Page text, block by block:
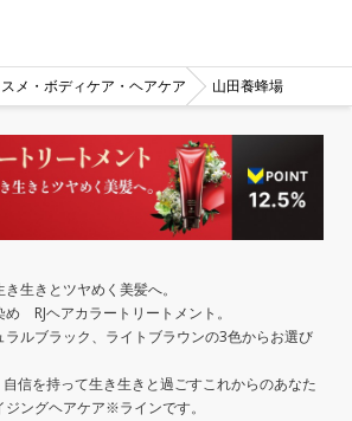
メ・ボディケア・ヘアケア 山田養蜂場
生きとツヤめく美髪へ。
RJヘアカラートリートメント。
ラルブラック、ライトブラウンの3色からお選び
自信を持って生き生きと過ごすこれからのあなた
ングヘアケア※ラインです。